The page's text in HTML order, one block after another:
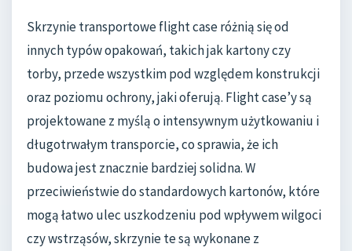
Skrzynie transportowe flight case różnią się od
innych typów opakowań, takich jak kartony czy
torby, przede wszystkim pod względem konstrukcji
oraz poziomu ochrony, jaki oferują. Flight case’y są
projektowane z myślą o intensywnym użytkowaniu i
długotrwałym transporcie, co sprawia, że ich
budowa jest znacznie bardziej solidna. W
przeciwieństwie do standardowych kartonów, które
mogą łatwo ulec uszkodzeniu pod wpływem wilgoci
czy wstrząsów, skrzynie te są wykonane z